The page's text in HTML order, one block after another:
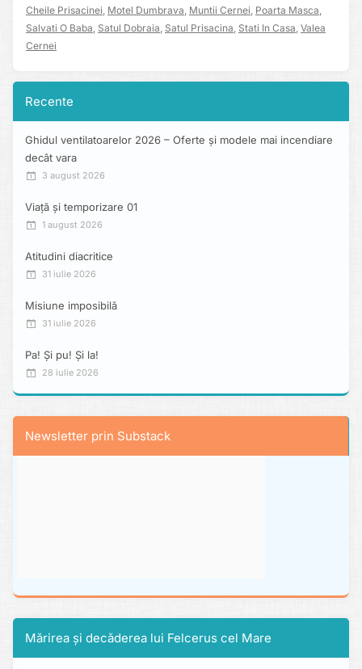
Cheile Prisacinei, Motel Dumbrava, Muntii Cernei, Poarta Masca,
Salvati O Baba, Satul Dobraia, Satul Prisacina, Stati In Casa, Valea
Cernei
Recente
Ghidul ventilatoarelor 2026 – Oferte și modele mai incendiare
decât vara
3 august 2026
Viață și temporizare 01
1 august 2026
Atitudini diacritice
31 iulie 2026
Misiune imposibilă
31 iulie 2026
Pa! Și pu! Și la!
28 iulie 2026
Newsletter prin Substack
Mărirea și decăderea lui Felcerus cel Mare